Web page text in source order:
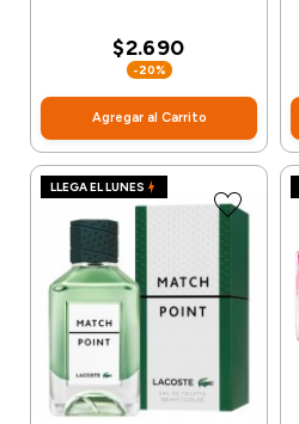
$2.690
-20%
Agregar al Carrito
LLEGA EL LUNES